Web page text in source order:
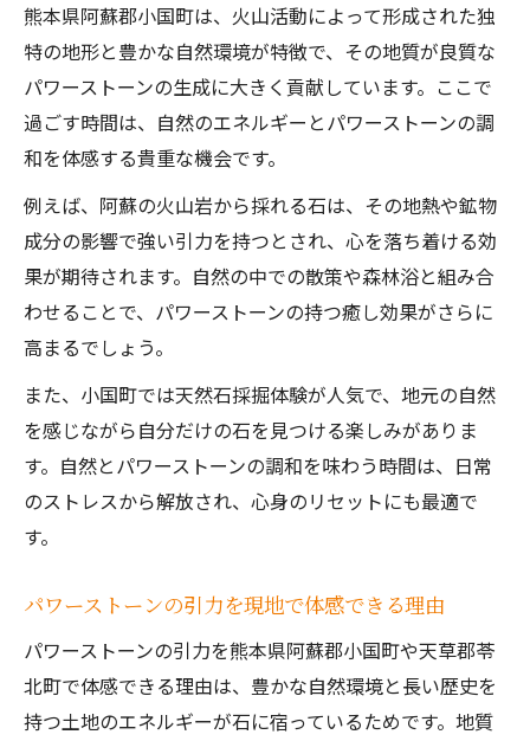
熊本でパワーストーン探しが楽しめる隠れ
名所案内
口コミで高評価のパワーストーン体験スポ
ット
天然石アクセサリー作り体験もおすすめの
理由
パワーストーンを求めて熊本の秘境を巡る
旅
地元で話題のパワーストーン神社を訪れる
魅力
開運に繋がる石との出会いを阿蘇エリアで
阿蘇エリアで出会える開運パワーストーン
体験
パワーストーンとご縁を結ぶ旅のすすめ
ト
阿蘇の自然と石が生む運気アップの秘密
パワーストーン体験で得る心の変化と感動
熊本県阿蘇郡小国町は、火山活動によって形成された独
特の地形と豊かな自然環境が特徴で、その地質が良質な
パワーストーンの生成に大きく貢献しています。ここで
過ごす時間は、自然のエネルギーとパワーストーンの調
和を体感する貴重な機会です。
例えば、阿蘇の火山岩から採れる石は、その地熱や鉱物
成分の影響で強い引力を持つとされ、心を落ち着ける効
果が期待されます。自然の中での散策や森林浴と組み合
わせることで、パワーストーンの持つ癒し効果がさらに
高まるでしょう。
また、小国町では天然石採掘体験が人気で、地元の自然
を感じながら自分だけの石を見つける楽しみがありま
す。自然とパワーストーンの調和を味わう時間は、日常
のストレスから解放され、心身のリセットにも最適で
す。
パワーストーンの引力を現地で体感できる理由
パワーストーンの引力を熊本県阿蘇郡小国町や天草郡苓
北町で体感できる理由は、豊かな自然環境と長い歴史を
持つ土地のエネルギーが石に宿っているためです。地質